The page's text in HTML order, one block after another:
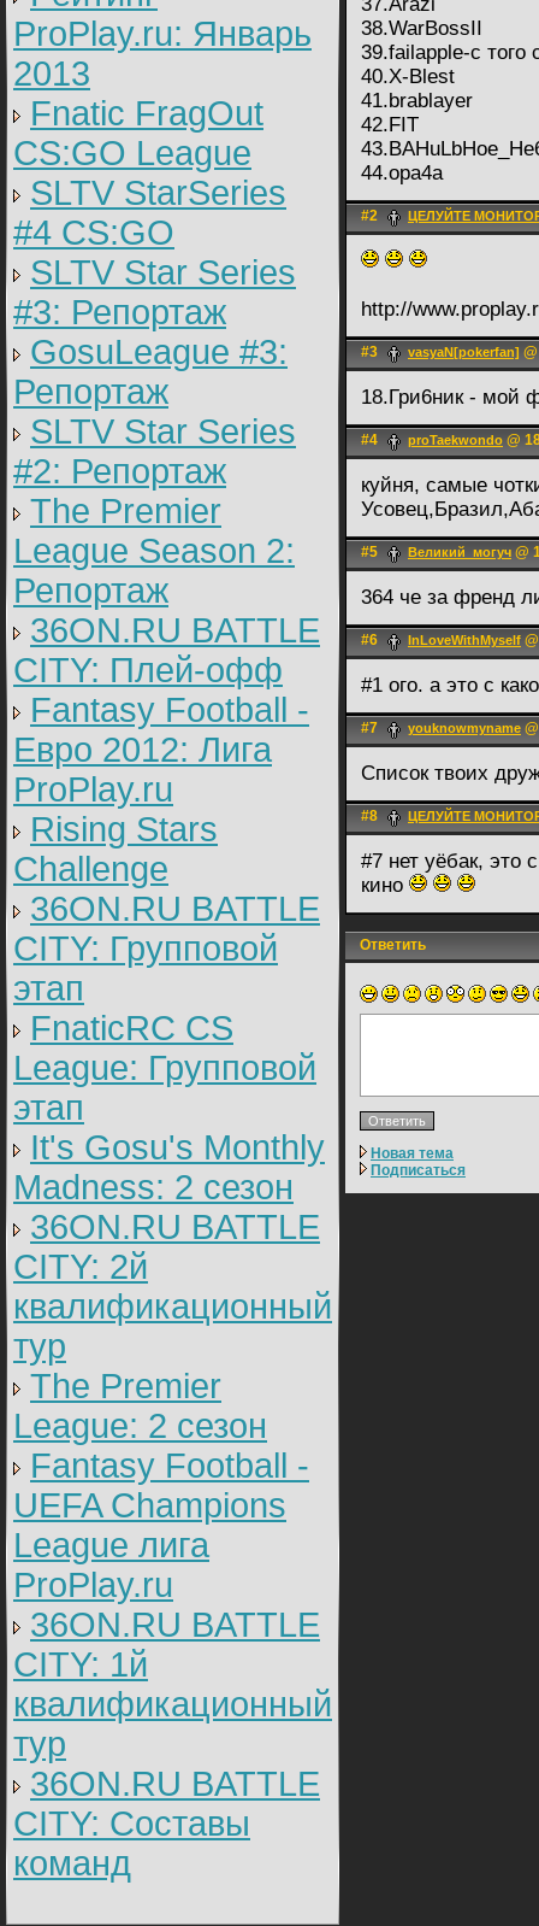
ProPlay.ru: Январь
2013
Fnatic FragOut
CS:GO League
SLTV StarSeries
#4 CS:GO
SLTV Star Series
#3: Репортаж
GosuLeague #3:
Репортаж
SLTV Star Series
#2: Репортаж
The Premier
League Season 2:
Репортаж
36ON.RU BATTLE
CITY: Плей-офф
Fantasy Football -
Евро 2012: Лига
ProPlay.ru
Rising Stars
Challenge
36ON.RU BATTLE
CITY: Групповой
этап
FnaticRC CS
League: Групповой
этап
It's Gosu's Monthly
Madness: 2 сезон
36ON.RU BATTLE
CITY: 2й
квалификационный
тур
The Premier
League: 2 cезон
Fantasy Football -
UEFA Champions
League лига
ProPlay.ru
36ON.RU BATTLE
CITY: 1й
квалификационный
тур
36ON.RU BATTLE
CITY: Составы
команд
38.WarBossII
39.failapple-с того
40.X-Blest
41.brablayer
42.FIT
44.opa4a
#2 ЦЕЛУЙТЕ
http://
#3 vasyaN[pokerfan]
18.Гри6ник - мой
#4 proTaekwondo @
куйня, самые
#5 Великий_могуч @
364 че за френд
#6 InLoveWithMyself
#1 ого. а это с
#7 youknowmyname
Список твоих
#8 ЦЕЛУЙТЕ
#7 нет уёбак, это
кино
Ответить
Новая тема
Подписаться